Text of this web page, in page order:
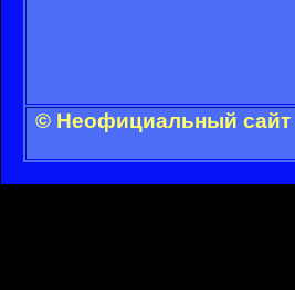
© Неофициальный сайт